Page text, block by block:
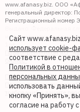
www.afanasy.biz. ООО
генеральный директор:
Регистрационный
Выдано: Федеральная
информационных
Правопреемником АО
бизнес"
Политика обработки
Политика в отношении
требований к защите
Сайт
использует cookie-
соответствие с
Политикой в
персональных
использовать
кнопку «Принять»,
согласие на работу